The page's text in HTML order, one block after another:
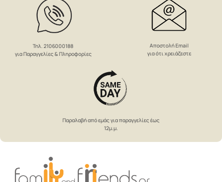
Τηλ. 2106000188
για Παραγγελίες & Πληροφορίες
Αποστολή Email
για ότι χρειάζεστε
Παραλαβή από εμάς για παραγγελίες έως
12μ.μ.